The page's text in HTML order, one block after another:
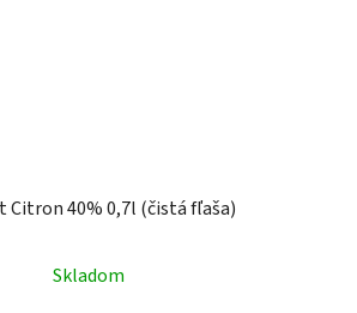
Citron 40% 0,7l (čistá fľaša)
Skladom